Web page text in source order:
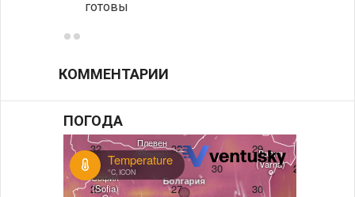
готовы
КОММЕНТАРИИ
ПОГОДА